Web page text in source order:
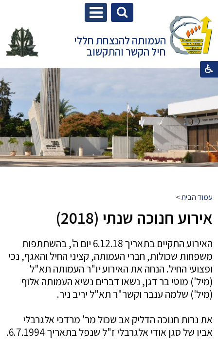
העמותה להנצחת חללי
חיל הקשר והתקשוב
עמוד הבית>
אירוע חנוכה שנתי (2018)
האירוע התקיים בתאריך 6.12.18 יום ה', בהשתתפות
משפחות שכולות, חברי העמותה, קציני החיל והאגף, נכי
ופצועי החיל. הנחה את האירוע יו"ר העמותה תא"ל
(מיל') מוטי בר דגן, נשאו דברים נשיא העמותה אלוף
(מיל') שלמה ענבר וקשר"ר תא"ל יריב ניר.
את נרות חנוכה הדליק אב שכול מר' מרדכי אלגרבלי
אביו של סגן אודי אלגרבלי ז"ל שנפל בתאריך 6.7.1994.